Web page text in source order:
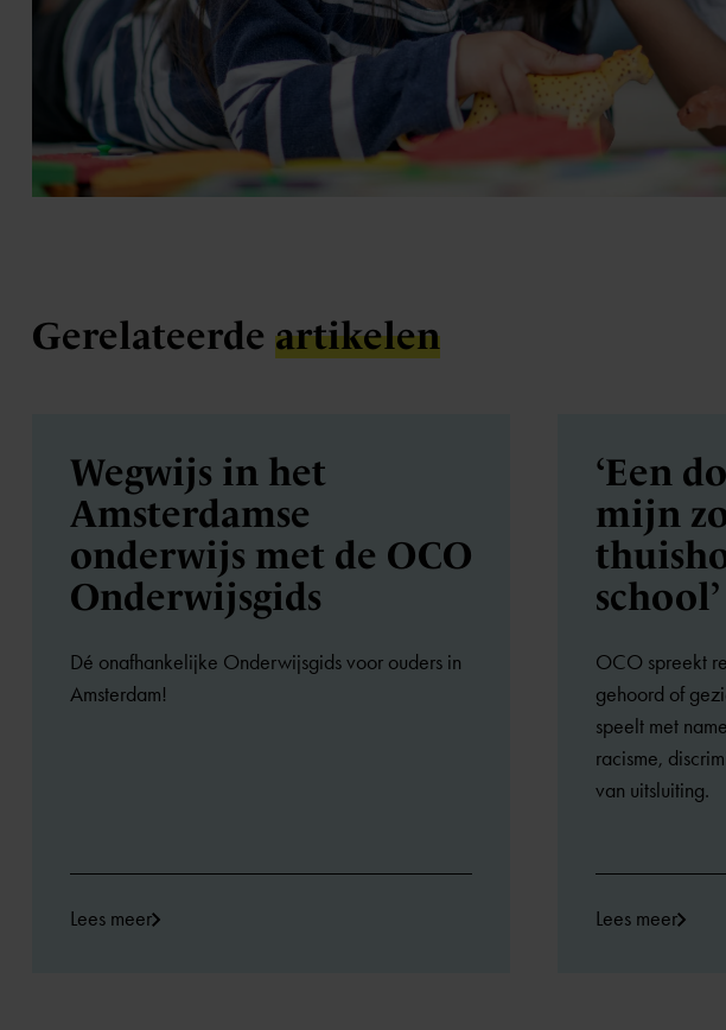
Gerelateerde artikelen
Wegwijs in het
Amsterdamse
onderwijs met de OCO
Onderwijsgids
Dé onafhankelijke Onderwijsgids voor ouders in
Amsterdam!
Lees meer
‘Een
mijn
school’
OCO spreekt
gehoord of
speelt met
racisme,
van uitsluiting.
Lees meer